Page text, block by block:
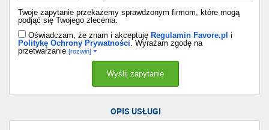
Twoje zapytanie przekażemy sprawdzonym firmom, które mogą
podjąć się Twojego zlecenia.
Oświadczam, że znam i akceptuję Regulamin Favore.pl i
Politykę Ochrony Prywatności . Wyrażam zgodę na
przetwarzanie [rozwiń]
OPIS USŁUGI